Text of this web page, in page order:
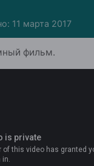
11 марта 2017
фильм.